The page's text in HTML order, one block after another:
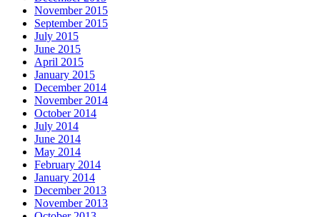
November 2015
September 2015
July 2015
June 2015
April 2015
January 2015
December 2014
November 2014
October 2014
July 2014
June 2014
May 2014
February 2014
January 2014
December 2013
November 2013